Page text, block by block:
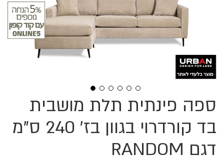
ספה פינתית תלת מושבית
בד קורדרוי בגוון בז' 240 ס"מ
דגם RANDOM
לדלג
להתחלה